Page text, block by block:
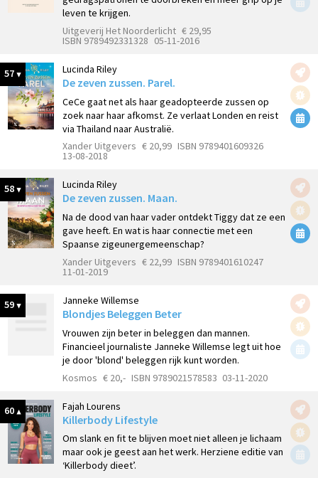
leven te krijgen.
Uitgeverij Het Noorderlicht € 29,95
ISBN 9789492331328 05-11-2016
57 Lucinda Riley
De zeven zussen. Parel.
CeCe gaat net als haar geadopteerde zussen op
zoek naar haar afkomst. Ze verlaat Londen en reist
via Thailand naar Australië.
Xander Uitgevers € 20,99 ISBN 9789401609326
13-08-2018
58 Lucinda Riley
De zeven zussen. Maan.
Na de dood van haar vader ontdekt Tiggy dat ze een
gave heeft. En wat is haar connectie met een
Spaanse zigeunergemeenschap?
Xander Uitgevers € 22,99 ISBN 9789401610247
11-01-2019
59 Janneke Willemse
Blondjes Beleggen Beter
Vrouwen zijn beter in beleggen dan mannen.
Financieel journaliste Janneke Willemse legt uit hoe
je door 'blond' beleggen rijk kunt worden.
Kosmos € 20,- ISBN 9789021578583 03-11-2020
60 Fajah Lourens
Killerbody Lifestyle
Om slank en fit te blijven moet niet alleen je lichaam
maar ook je geest aan het werk. Herziene editie van
‘Killerbody dieet’.